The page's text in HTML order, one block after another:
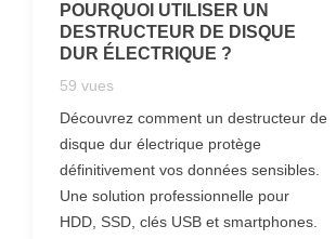
POURQUOI UTILISER UN
DESTRUCTEUR DE DISQUE
DUR ÉLECTRIQUE ?
59 vues
Découvrez comment un destructeur de
disque dur électrique protège
définitivement vos données sensibles.
Une solution professionnelle pour
HDD, SSD, clés USB et smartphones.